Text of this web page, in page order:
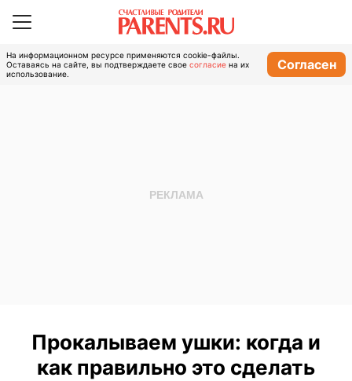
На информационном ресурсе применяются cookie-файлы.
Оставаясь на сайте, вы подтверждаете свое согласие на их
использование.
Согласен
Прокалываем ушки: когда и
как правильно это сделать